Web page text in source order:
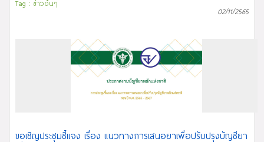
สังกัดหน่วยงานภาครัฐ เพื่อประเมินความคุ้มค่าทางเศรษฐศาสตร์ของรายการยา
วิจัยดังนี้ เกณฑ์การพิจารณาคัดเลือกทีมวิจัย 1. เป็นผู้ที่ทำงานสังกัดหน่วย
ราชการ หรือ หน่วยงานของรัฐ หรือ หน่วยงานในกำกับของรัฐ หรือ องค์การที่ไม่
แสวงหากำไร 2. ในทีมวิจัยต้องมีนักวิจัยอย่างน้อย 1 คน ที่เป็นผู้มีประสบการณ์
ทำงานวิจัยด้านการประเมินเทคโนโลยีและนโยบายด้านสุขภาพ ด้านเศรษฐศาสตร์
สาธารณสุข และ/หรือการประเมินผลกระทบด้านงบประมาณ และมีผลงานตีพิมพ์ใน
วารสารวิชาการที่มีผู้ทบทวน อย่างน้อย 1 เรื่อง 3. ในระยะเวลาที่ปฏิบัติหน้าที่ นัก
วิจัยต้องไม่เป็นผู้มีส่วนได้ส่วนเสียทั้งทางตรงและทางอ้อมกับรายการยาที่จะประเมิน
และทางอ้อม ทีมวิจัยจะต้องดำเนินงานวิจัยโดยยึดหลักการทำงานดังต่อไปนี้ เพื่อ
Tag : ข่าวอื่นๆ
02/11/2565
ขอเชิญประชุมชี้แจง เรื่อง แนวทางการเสนอยาเพื่อปรับปรุงบัญชียา